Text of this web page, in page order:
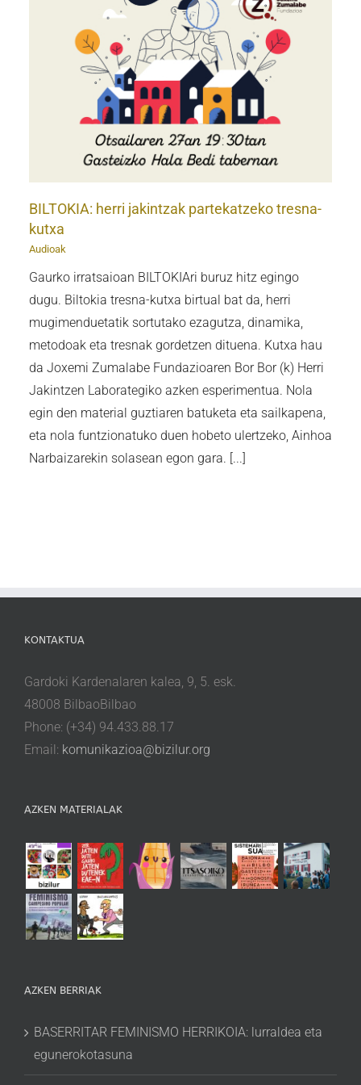
BILTOKIA: herri jakintzak partekatzeko tresna-
kutxa
Audioak
Gaurko irratsaioan BILTOKIAri buruz hitz egingo
dugu. Biltokia tresna-kutxa birtual bat da, herri
mugimenduetatik sortutako ezagutza, dinamika,
metodoak eta tresnak gordetzen dituena. Kutxa hau
da Joxemi Zumalabe Fundazioaren Bor Bor (k) Herri
Jakintzen Laborategiko azken esperimentua. Nola
egin den material guztiaren batuketa eta sailkapena,
eta nola funtzionatuko duen hobeto ulertzeko, Ainhoa
Narbaizarekin solasean egon gara. [...]
KONTAKTUA
Gardoki Kardenalaren kalea, 9, 5. esk.
48008 BilbaoBilbao
Phone: (+34) 94.433.88.17
Email: komunikazioa@bizilur.org
AZKEN MATERIALAK
AZKEN BERRIAK
BASERRITAR FEMINISMO HERRIKOIA: lurraldea eta
egunerokotasuna